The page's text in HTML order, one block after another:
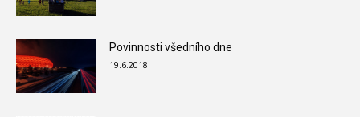
Povinnosti všedního dne
19.6.2018